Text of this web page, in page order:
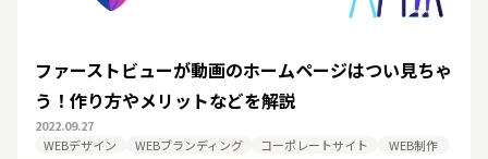
ファーストビューが動画のホームページはつい見ちゃ
う！作り方やメリットなどを解説
2022.09.27
WEBデザイン
WEBブランディング コーポレートサイト WEB制作